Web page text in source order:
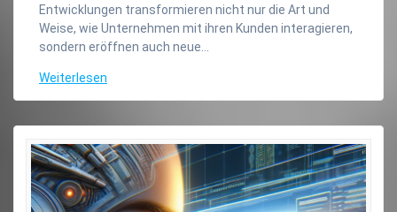
Entwicklungen transformieren nicht nur die Art und
Weise, wie Unternehmen mit ihren Kunden interagieren,
sondern eröffnen auch neue…
Weiterlesen